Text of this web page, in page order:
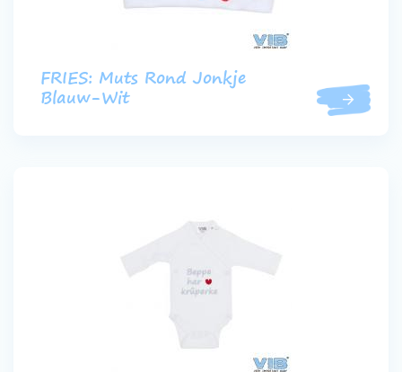
FRIES: Muts Rond Jonkje
Blauw-Wit